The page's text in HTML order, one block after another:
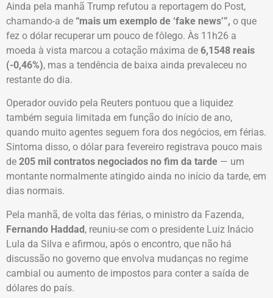
Ainda pela manhã Trump refutou a reportagem do Post,
chamando-a de “mais um exemplo de ‘fake news’”, o que
fez o dólar recuperar um pouco de fôlego. Às 11h26 a
moeda à vista marcou a cotação máxima de 6,1548 reais
(-0,46%), mas a tendência de baixa ainda prevaleceu no
restante do dia.
Operador ouvido pela Reuters pontuou que a liquidez
também seguia limitada em função do início de ano,
quando muito agentes seguem fora dos negócios, em férias.
Sintoma disso, o dólar para fevereiro registrava pouco mais
de 205 mil contratos negociados no fim da tarde — um
montante normalmente atingido ainda no início da tarde, em
dias normais.
Pela manhã, de volta das férias, o ministro da Fazenda,
Fernando Haddad, reuniu-se com o presidente Luiz Inácio
Lula da Silva e afirmou, após o encontro, que não há
discussão no governo que envolva mudanças no regime
cambial ou aumento de impostos para conter a saída de
dólares do país.